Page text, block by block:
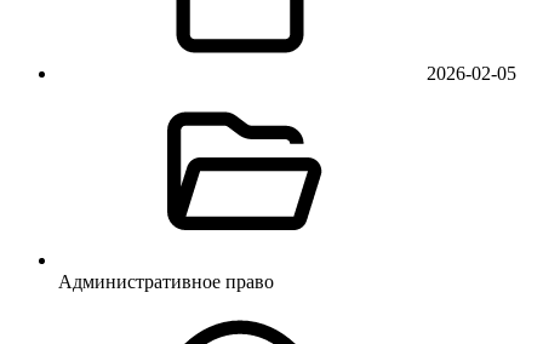
2026-02-05
Административное право